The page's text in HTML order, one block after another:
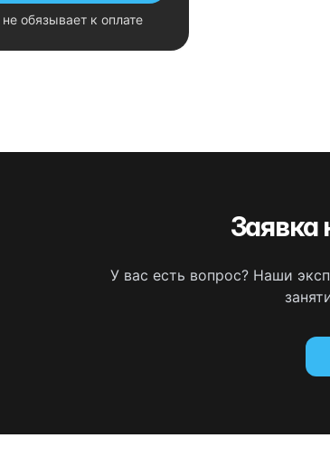
обязывает к оплате
Заявка
У вас есть вопрос? Наши